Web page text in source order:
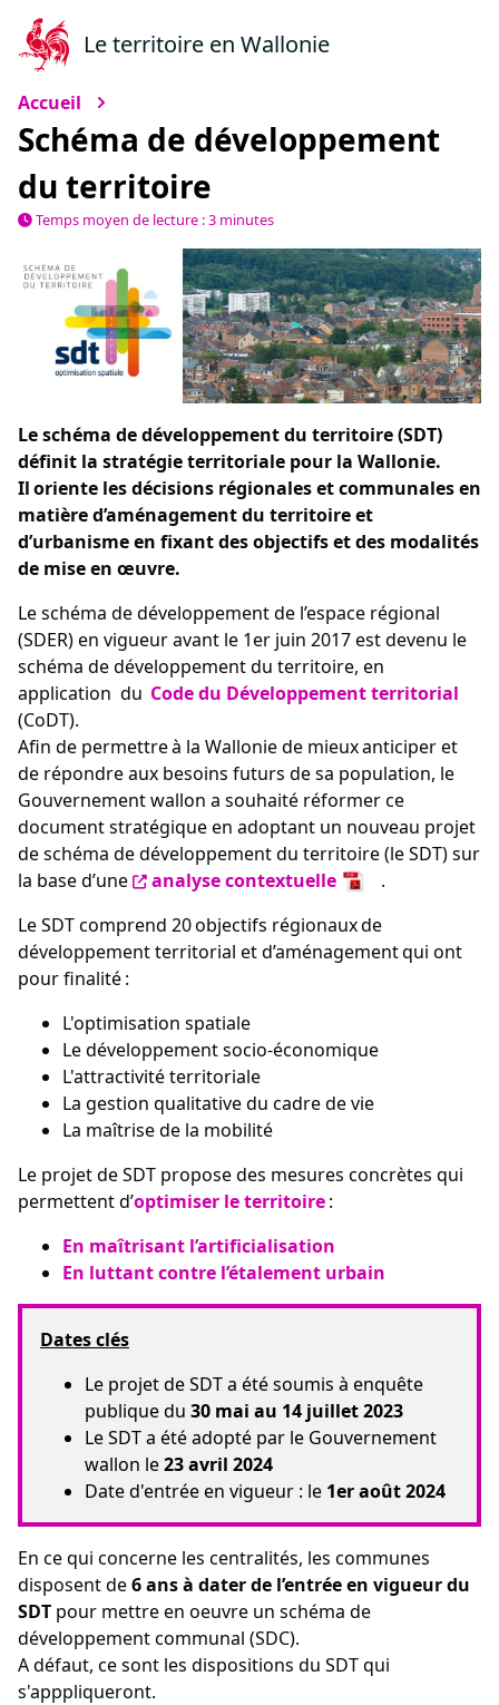
Le territoire en Wallonie
Accueil
Schéma de développement
du territoire
Temps moyen de lecture : 3 minutes
Le schéma de développement du territoire (SDT)
définit la stratégie territoriale pour la Wallonie.
Il oriente les décisions régionales et communales en
matière d’aménagement du territoire et
d’urbanisme en fixant des objectifs et des modalités
de mise en œuvre.
Le schéma de développement de l’espace régional
(SDER) en vigueur avant le 1er juin 2017 est devenu le
schéma de développement du territoire, en
application du Code du Développement territorial
(CoDT).
Afin de permettre à la Wallonie de mieux anticiper et
de répondre aux besoins futurs de sa population, le
Gouvernement wallon a souhaité réformer ce
document stratégique en adoptant un nouveau projet
de schéma de développement du territoire (le SDT) sur
la base d’une
analyse contextuelle
.
Le SDT comprend 20 objectifs régionaux de
développement territorial et d’aménagement qui ont
pour finalité :
L'optimisation spatiale
Le développement socio-économique
L'attractivité territoriale
La gestion qualitative du cadre de vie
La maîtrise de la mobilité
Le projet de SDT propose des mesures concrètes qui
permettent d’optimiser le territoire:
En maîtrisant l’artificialisation
En luttant contre l’étalement urbain
Dates clés
Le projet de SDT a été soumis à enquête
publique du 30 mai au 14 juillet 2023
Le SDT a été adopté par le Gouvernement
wallon le23 avril 2024
Date d'entrée en vigueur : le 1er août 2024
En ce qui concerne les centralités, les communes
disposent de6 ans à dater de l’entrée en vigueur du
SDT pour mettre en oeuvre un schéma de
développement communal (SDC).
A défaut, ce sont les dispositions du SDT qui
s'apppliqueront.